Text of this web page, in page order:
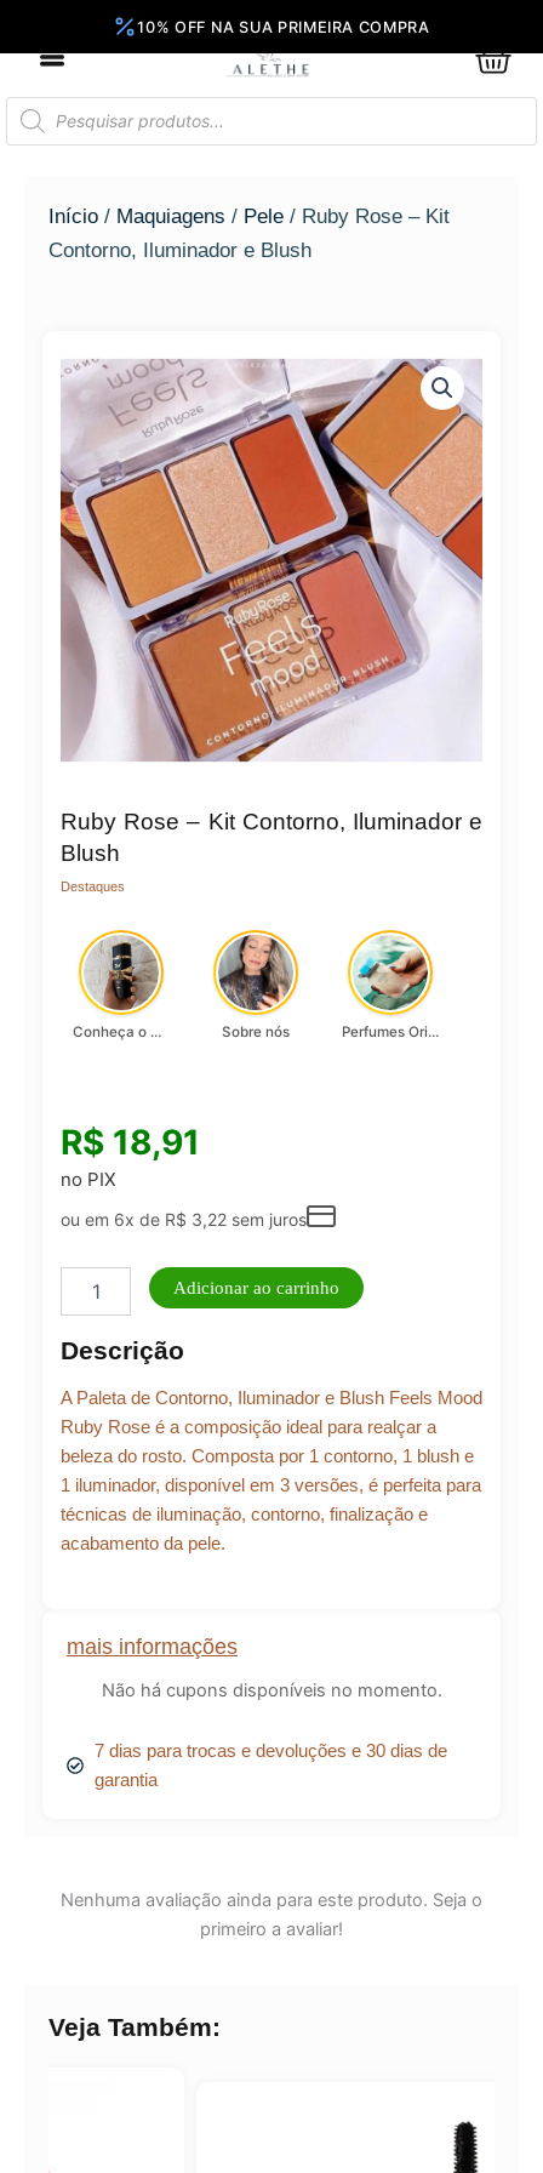
conteúdo
Pesquisar
produtos
Início / Maquiagens / Pele / Ruby Rose – Kit
Contorno, Iluminador e Blush
mais informações
Não há cupons disponíveis no momento.
7 dias para trocas e devoluções e 30 dias de
garantia
Ruby Rose – Kit Contorno, Iluminador e
Blush
Destaques
Conheça o Asad, da Lattafa… Sobre nós Perfumes Originais
R$ 18,91
no PIX
ou em 6x de R$ 3,22 sem juros
Rose
Kit
Iluminador
e
Blush
Adicionar ao carrinho
Descrição
A Paleta de Contorno, Iluminador e Blush Feels Mood
Ruby Rose é a composição ideal para realçar a
beleza do rosto. Composta por 1 contorno, 1 blush e
1 iluminador, disponível em 3 versões, é perfeita para
técnicas de iluminação, contorno, finalização e
acabamento da pele.
Nenhuma avaliação ainda para este produto. Seja o
primeiro a avaliar!
Veja Também: